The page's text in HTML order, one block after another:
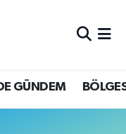
GÜNDEM